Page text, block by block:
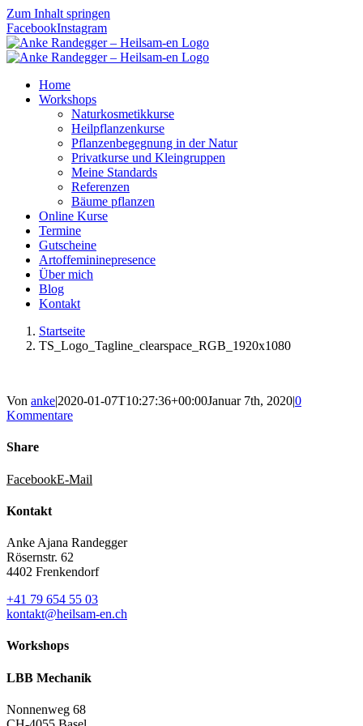
Zum Inhalt springen
FacebookInstagram
Home
Workshops
Naturkosmetikkurse
Heilpflanzenkurse
Pflanzenbegegnung in der Natur
Privatkurse und Kleingruppen
Meine Standards
Referenzen
Bäume pflanzen
Online Kurse
Termine
Gutscheine
Artoffemininepresence
Über mich
Blog
Kontakt
Startseite
TS_Logo_Tagline_clearspace_RGB_1920x1080
Von anke|2020-01-07T10:27:36+00:00Januar 7th, 2020|0
Kommentare
Share
FacebookE-Mail
Kontakt
Anke Ajana Randegger
Rösernstr. 62
4402 Frenkendorf
+41 79 654 55 03
kontakt@heilsam-en.ch
Workshops
LBB Mechanik
Nonnenweg 68